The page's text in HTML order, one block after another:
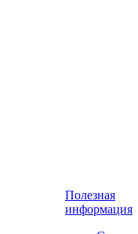
Полезная
информация